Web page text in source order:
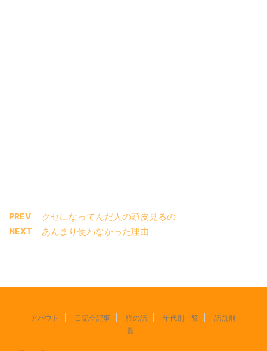
PREV クセになってんだ人の頭皮見るの
NEXT あんまり使わなかった理由
アバウト 日記全記事 猫の話 年代別一覧
話題別一
覧